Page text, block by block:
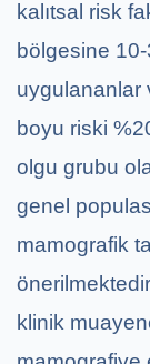
kalıtsal risk
bölgesine
uygulananlar
boyu riski
olgu grubu
genel
mamografik
klinik